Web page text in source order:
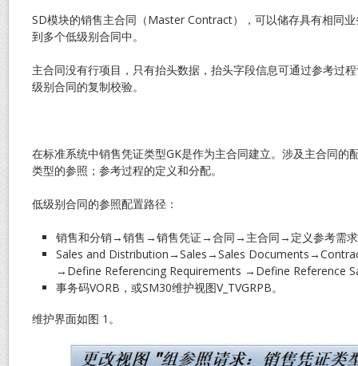
SD模块的销售主合同（Master Contract），可以储存具有相同
到多个低级别合同中。
主合同没有行项目，只有抬头数据，抬头字段信息可通过参考过
级别合同的复制校验。
在标准系统中销售凭证类型GK是作为主合同建立。涉及主合同的
类型的参照；参考过程的定义和分配。
低级别合同的参照配置路径：
销售和分销→销售→销售凭证→合同→主合同→定义参考需
Sales and Distribution→Sales→Sales
→Define Referencing Requirements →Define Reference
事务码VORB，或SM30维护视图V_TVGRPB。
维护界面如图 1。